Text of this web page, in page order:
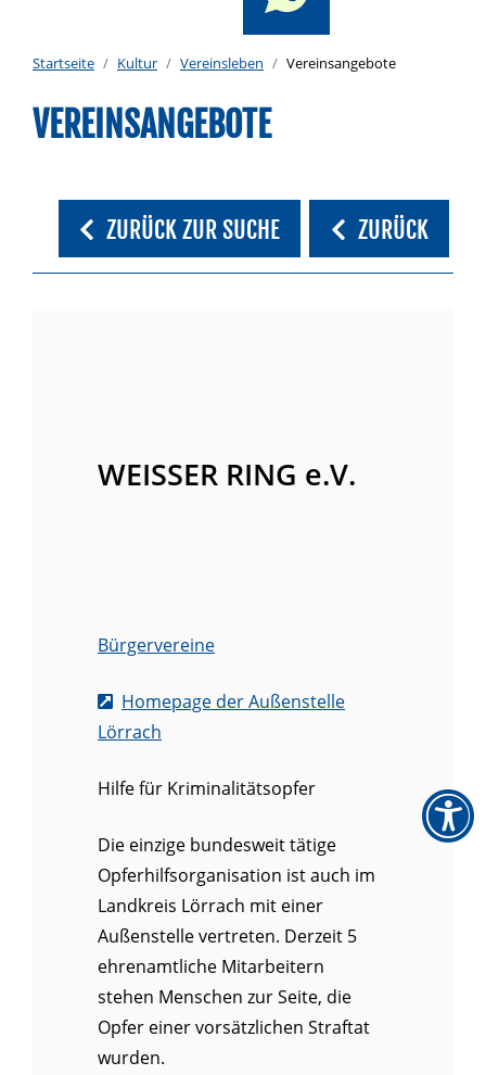
Startseite Kultur Vereinsleben Vereinsangebote
VEREINSANGEBOTE
ZURÜCK ZUR SUCHE ZURÜCK
WEISSER RING e.V.
Homepage der Außenstelle
Lörrach
Hilfe für Kriminalitätsopfer
Die einzige bundesweit tätige
Opferhilfsorganisation ist auch im
Landkreis Lörrach mit einer
Außenstelle vertreten. Derzeit 5
ehrenamtliche Mitarbeitern
stehen Menschen zur Seite, die
Opfer einer vorsätzlichen Straftat
wurden.
Bürgervereine